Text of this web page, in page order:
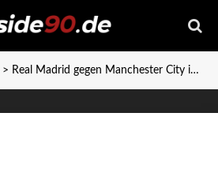
> Real Madrid gegen Manchester City in den Playoffs